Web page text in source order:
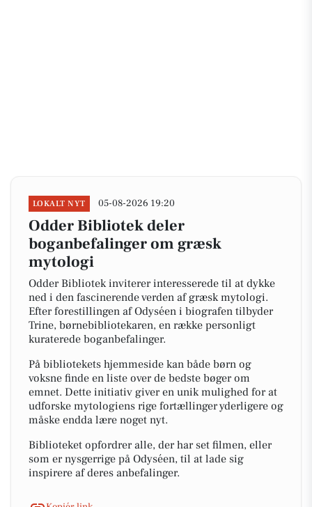
LOKALT NYT 05-08-2026 19:20
Odder Bibliotek deler
boganbefalinger om græsk
mytologi
Odder Bibliotek inviterer interesserede til at dykke
ned i den fascinerende verden af græsk mytologi.
Efter forestillingen af Odyséen i biografen tilbyder
Trine, børnebibliotekaren, en række personligt
kuraterede boganbefalinger.
På bibliotekets hjemmeside kan både børn og
voksne finde en liste over de bedste bøger om
emnet. Dette initiativ giver en unik mulighed for at
udforske mytologiens rige fortællinger yderligere og
måske endda lære noget nyt.
Biblioteket opfordrer alle, der har set filmen, eller
som er nysgerrige på Odyséen, til at lade sig
inspirere af deres anbefalinger.